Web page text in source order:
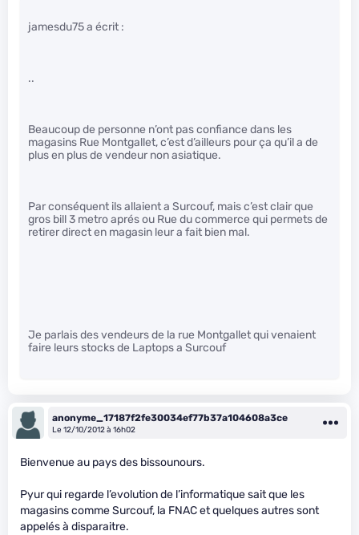
jamesdu75 a écrit :
..
Beaucoup de personne n’ont pas confiance dans les
magasins Rue Montgallet, c’est d’ailleurs pour ça qu’il a de
plus en plus de vendeur non asiatique.
Par conséquent ils allaient a Surcouf, mais c’est clair que
gros bill 3 metro aprés ou Rue du commerce qui permets de
retirer direct en magasin leur a fait bien mal.
Je parlais des vendeurs de la rue Montgallet qui venaient
faire leurs stocks de Laptops a Surcouf
anonyme_17187f2fe30034ef77b37a104608a3ce
Le 12/10/2012 à 16h02
Bienvenue au pays des bissounours.
Pyur qui regarde l’evolution de l’informatique sait que les
magasins comme Surcouf, la FNAC et quelques autres sont
appelés à disparaitre.